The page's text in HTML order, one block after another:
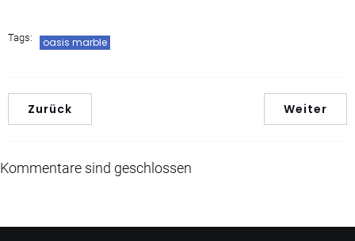
Tags: oasis marble
Zurück Weiter
Kommentare sind geschlossen